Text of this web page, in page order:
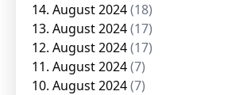
14. August 2024(18)
13. August 2024(17)
12. August 2024(17)
11. August 2024(7)
10. August 2024(7)